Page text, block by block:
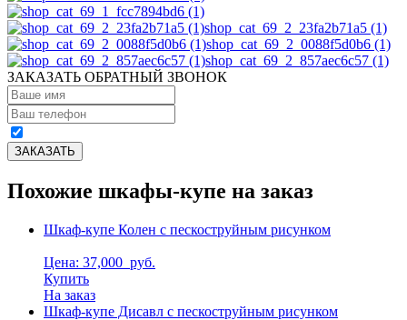
shop_cat_69_2_23fa2b71a5 (1)
shop_cat_69_2_0088f5d0b6 (1)
shop_cat_69_2_857aec6c57 (1)
ЗАКАЗАТЬ ОБРАТНЫЙ ЗВОНОК
Похожие шкафы-купе на заказ
Шкаф-купе Колен с пескоструйным рисунком
Цена: 37,000 руб.
Купить
На заказ
Шкаф-купе Дисавл с пескоструйным рисунком